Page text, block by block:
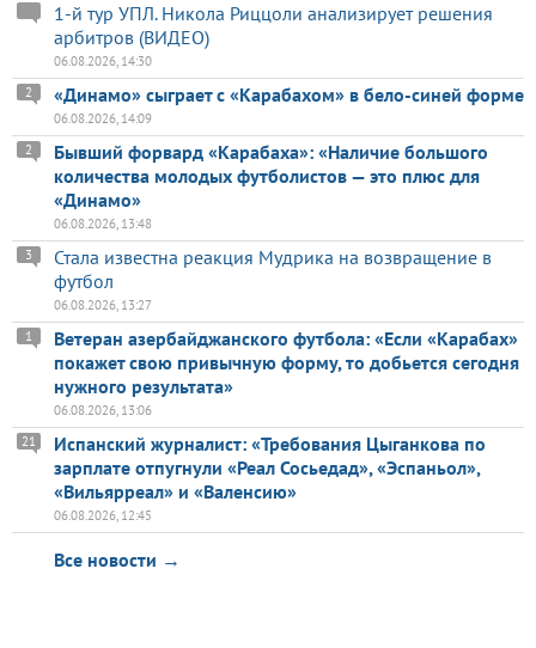
1-й тур УПЛ. Никола Риццоли анализирует решения
арбитров (ВИДЕО)
06.08.2026, 14:30
«Динамо» сыграет с «Карабахом» в бело-синей форме
2
06.08.2026, 14:09
Бывший форвард «Карабаха»: «Наличие большого
количества молодых футболистов — это плюс для
«Динамо»
2
06.08.2026, 13:48
Стала известна реакция Мудрика на возвращение в
футбол
3
06.08.2026, 13:27
Ветеран азербайджанского футбола: «Если «Карабах»
покажет свою привычную форму, то добьется сегодня
нужного результата»
1
06.08.2026, 13:06
Испанский журналист: «Требования Цыганкова по
зарплате отпугнули «Реал Сосьедад», «Эспаньол»,
«Вильярреал» и «Валенсию»
21
06.08.2026, 12:45
Все новости →